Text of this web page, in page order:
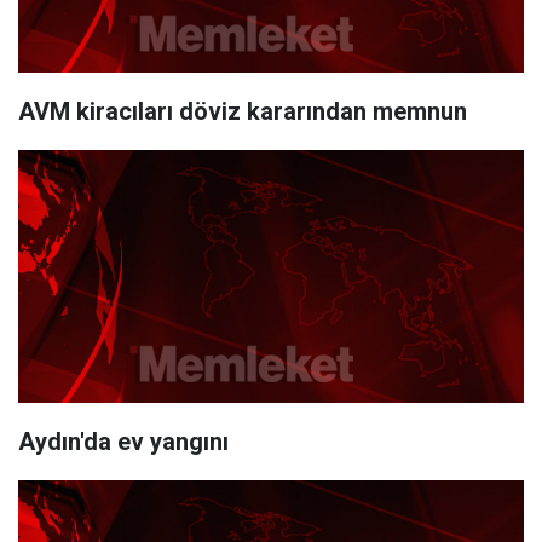
AVM kiracıları döviz kararından memnun
Aydın'da ev yangını